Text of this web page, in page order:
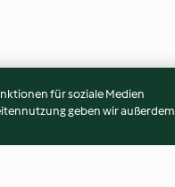
für soziale Medien
geben wir außerdem